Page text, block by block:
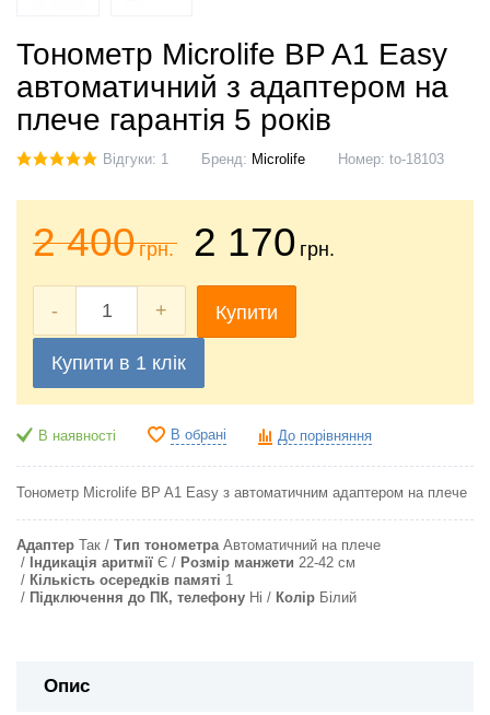
Тонометр Microlife BP A1 Easy
автоматичний з адаптером на
плече гарантія 5 років
Відгуки: 1 Бренд: Microlife Номер: to-18103
2 400грн. 2 170 грн.
- + Купити
Купити в 1 клік
В наявності В обрані До порівняння
Тонометр Microlife BP A1 Easy з автоматичним адаптером на плече
Адаптер Так Тип тонометра Автоматичний на плече
Індикація аритмії Є Розмір манжети 22-42 см
Кількість осередків памяті 1
Підключення до ПК, телефону Ні Колір Білий
Опис